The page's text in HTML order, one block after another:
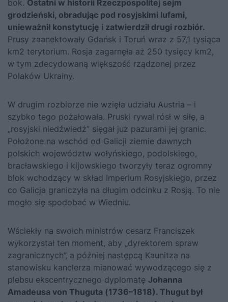
bok. Ostatni w historii Rzeczpospolitej sejm
grodzieński, obradując pod rosyjskimi lufami,
unieważnił konstytucję i zatwierdził drugi rozbiór.
Prusy zaanektowały Gdańsk i Toruń wraz z 57,1 tysiąca
km2 terytorium. Rosja zagarnęła aż 250 tysięcy km2,
w tym zdecydowaną większość rządzonej przez
Polaków Ukrainy.
W drugim rozbiorze nie wzięła udziału Austria – i
szybko tego pożałowała. Pruski rywal rósł w siłę, a
„rosyjski niedźwiedź” sięgał już pazurami jej granic.
Położone na wschód od Galicji ziemie dawnych
polskich województw wołyńskiego, podolskiego,
bracławskiego i kijowskiego tworzyły teraz ogromny
blok wchodzący w skład Imperium Rosyjskiego, przez
co Galicja graniczyła na długim odcinku z Rosją. To nie
mogło się spodobać w Wiedniu.
Wściekły na swoich ministrów cesarz Franciszek
wykorzystał ten moment, aby „dyrektorem spraw
zagranicznych”, a później następcą Kaunitza na
stanowisku kanclerza mianować wywodzącego się z
plebsu ekscentrycznego dyplomatę Johanna
Amadeusa von Thuguta (1736–1818). Thugut był